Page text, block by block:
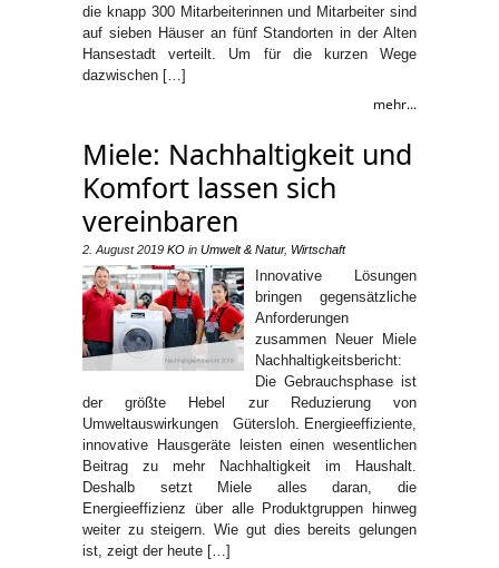
die knapp 300 Mitarbeiterinnen und Mitarbeiter sind
auf sieben Häuser an fünf Standorten in der Alten
Hansestadt verteilt. Um für die kurzen Wege
dazwischen […]
mehr...
Miele: Nachhaltigkeit und
Komfort lassen sich
vereinbaren
2. August 2019 KO in Umwelt & Natur, Wirtschaft
Innovative Lösungen
bringen gegensätzliche
Anforderungen
zusammen Neuer Miele
Nachhaltigkeitsbericht:
Die Gebrauchsphase ist
der größte Hebel zur Reduzierung von
Umweltauswirkungen Gütersloh. Energieeffiziente,
innovative Hausgeräte leisten einen wesentlichen
Beitrag zu mehr Nachhaltigkeit im Haushalt.
Deshalb setzt Miele alles daran, die
Energieeffizienz über alle Produktgruppen hinweg
weiter zu steigern. Wie gut dies bereits gelungen
ist, zeigt der heute […]